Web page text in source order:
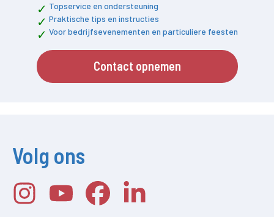
Topservice en ondersteuning
Praktische tips en instructies
Voor bedrijfsevenementen en particuliere feesten
Contact opnemen
Volg ons